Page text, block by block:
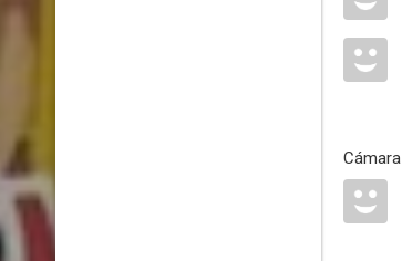
Cámara